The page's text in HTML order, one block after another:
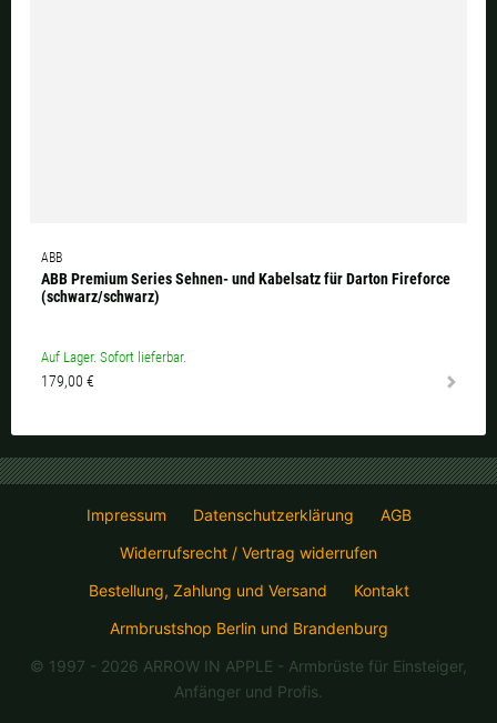
ABB
ABB Premium Series Sehnen- und Kabelsatz für Darton Fireforce
(schwarz/schwarz)
Auf Lager. Sofort lieferbar.
179,00 €
Impressum Datenschutzerklärung
AGB
Widerrufsrecht / Vertrag widerrufen
Bestellung, Zahlung und Versand
Kontakt
Armbrustshop Berlin und Brandenburg
© 1997 - 2026 ARROW IN APPLE - Armbrüste für Einsteiger,
Anfänger und Profis.